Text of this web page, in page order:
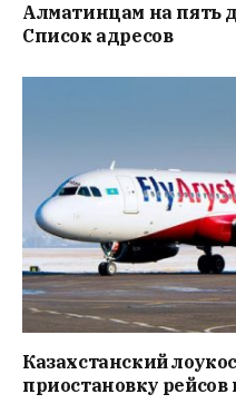
Алматинцам на пять
Список адресов
Казахстанский
приостановку рейсов